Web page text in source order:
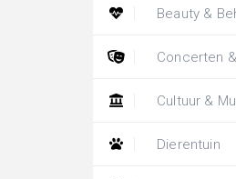
Beauty &
Concerten
Cultuur &
Dierentuin